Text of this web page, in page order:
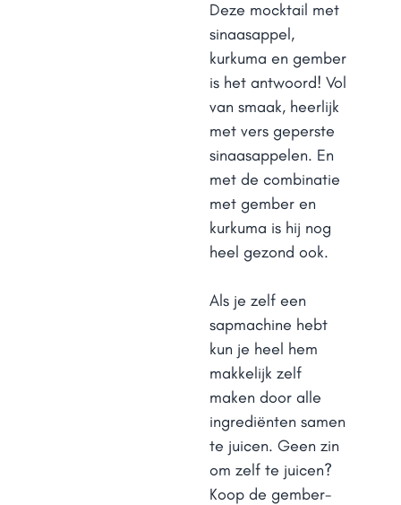
Deze mocktail met
sinaasappel,
kurkuma en gember
is het antwoord! Vol
van smaak, heerlijk
met vers geperste
sinaasappelen. En
met de combinatie
met gember en
kurkuma is hij nog
heel gezond ook.
Als je zelf een
sapmachine hebt
kun je heel hem
makkelijk zelf
maken door alle
ingrediënten samen
te juicen. Geen zin
om zelf te juicen?
Koop de gember-